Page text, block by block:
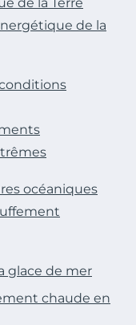
de la
océaniques
glace de mer
chaude en